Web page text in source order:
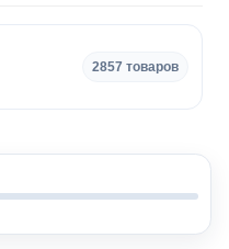
2857 товаров